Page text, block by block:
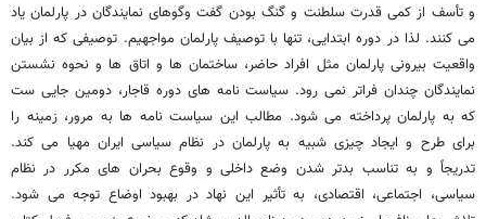
و تأسف از کمی قدرت سلطنت و گنگ بودن گفت وگوهای نمایندگان در پارلمان یاد
می کنند. لذا در دوره ابتدایی، تنها با توصیف پارلمان مواجهیم. توصیفی که از بیان
واقعیت بیرونی پارلمان مثل افراد حاضر، ساختمان ها و اتاق ها و نحوه نشستن
نمایندگان چندان فراتر نمی رود. سیاست نامه های دوره قاجار، دومین جایی ست
که به پارلمان پرداخته می شود. مطالب این سیاست نامه ها به مرور، زمینه را
برای طرح و ایجاد چیزی شبیه به پارلمان در نظام سیاسی ایران مهیا می کند.
تدریجاً و به تناسب بدتر شدن وضع داخلی و وقوع بحران های مکرر در نظام
سیاسی، اجتماعی، اقتصادی، به تأثیر این نهاد در بهبود اوضاع توجه می شود.